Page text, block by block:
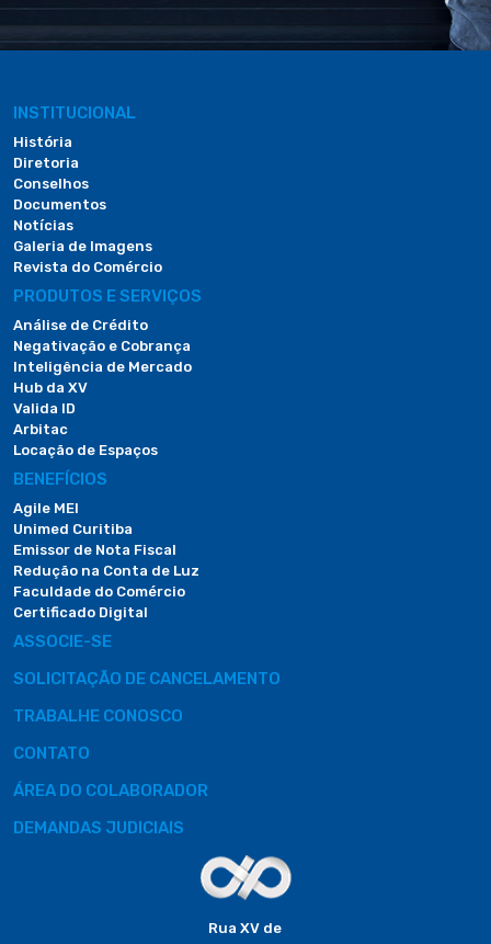
INSTITUCIONAL
História
Diretoria
Conselhos
Documentos
Notícias
Galeria de Imagens
Revista do Comércio
PRODUTOS E SERVIÇOS
Análise de Crédito
Negativação e Cobrança
Inteligência de Mercado
Hub da XV
Valida ID
Arbitac
Locação de Espaços
BENEFÍCIOS
Agile MEI
Unimed Curitiba
Emissor de Nota Fiscal
Redução na Conta de Luz
Faculdade do Comércio
Certificado Digital
ASSOCIE-SE
SOLICITAÇÃO DE CANCELAMENTO
TRABALHE CONOSCO
CONTATO
ÁREA DO COLABORADOR
DEMANDAS JUDICIAIS
Rua XV de